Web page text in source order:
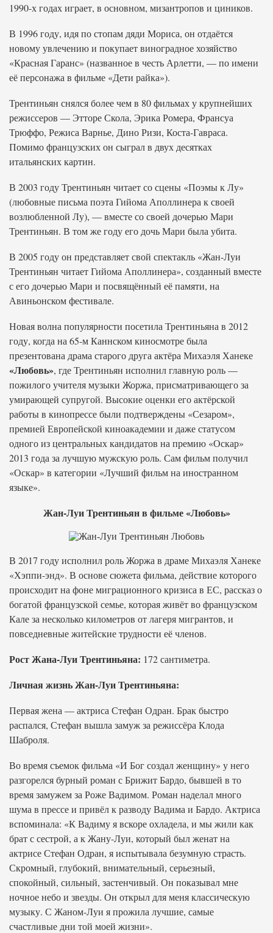
1990-х годах играет, в основном, мизантропов и циников.
В 1996 году, идя по стопам дяди Мориса, он отдаётся
новому увлечению и покупает виноградное хозяйство
«Красная Гаранс» (названное в честь Арлетти, — по имени
её персонажа в фильме «Дети райка»).
Трентиньян снялся более чем в 80 фильмах у крупнейших
режиссеров — Этторе Скола, Эрика Ромера, Франсуа
Трюффо, Режиса Варнье, Дино Ризи, Коста-Гавраса.
Помимо французских он сыграл в двух десятках
итальянских картин.
В 2003 году Трентиньян читает со сцены «Поэмы к Лу»
(любовные письма поэта Гийома Аполлинера к своей
возлюбленной Лу), — вместе со своей дочерью Мари
Трентиньян. В том же году его дочь Мари была убита.
В 2005 году он представляет свой спектакль «Жан-Луи
Трентиньян читает Гийома Аполлинера», созданный вместе
с его дочерью Мари и посвящённый её памяти, на
Авиньонском фестивале.
Новая волна популярности посетила Трентиньяна в 2012
году, когда на 65-м Каннском киносмотре была
презентована драма старого друга актёра Михаэля Ханеке
«Любовь», где Трентиньян исполнил главную роль —
пожилого учителя музыки Жоржа, присматривающего за
умирающей супругой. Высокие оценки его актёрской
работы в кинопрессе были подтверждены «Сезаром»,
премией Европейской киноакадемии и даже статусом
одного из центральных кандидатов на премию «Оскар»
2013 года за лучшую мужскую роль. Сам фильм получил
«Оскар» в категории «Лучший фильм на иностранном
языке».
Жан-Луи Трентиньян в фильме «Любовь»
В 2017 году исполнил роль Жоржа в драме Михаэля Ханеке
«Хэппи-энд». В основе сюжета фильма, действие которого
происходит на фоне миграционного кризиса в ЕС, рассказ о
богатой французской семье, которая живёт во французском
Кале за несколько километров от лагеря мигрантов, и
повседневные житейские трудности её членов.
Рост Жана-Луи Трентиньяна: 172 сантиметра.
Личная жизнь Жан-Луи Трентиньяна:
Первая жена — актриса Стефан Одран. Брак быстро
распался, Стефан вышла замуж за режиссёра Клода
Шаброля.
Во время съемок фильма «И Бог создал женщину» у него
разгорелся бурный роман с Брижит Бардо, бывшей в то
время замужем за Роже Вадимом. Роман наделал много
шума в прессе и привёл к разводу Вадима и Бардо. Актриса
вспоминала: «К Вадиму я вскоре охладела, и мы жили как
брат с сестрой, а к Жану-Луи, который был женат на
актрисе Стефан Одран, я испытывала безумную страсть.
Скромный, глубокий, внимательный, серьезный,
спокойный, сильный, застенчивый. Он показывал мне
ночное небо и звезды. Он открыл для меня классическую
музыку. С Жаном-Луи я прожила лучшие, самые
счастливые дни той моей жизни».